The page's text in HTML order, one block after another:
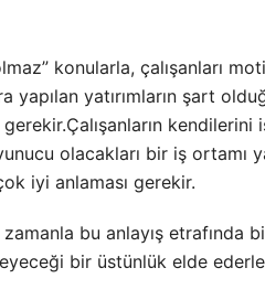
konularla, çalışanları
yapılan yatırımların şart
kendilerini
olacakları bir iş ortamı
iyi anlaması gerekir.
zamanla bu anlayış
bir üstünlük elde